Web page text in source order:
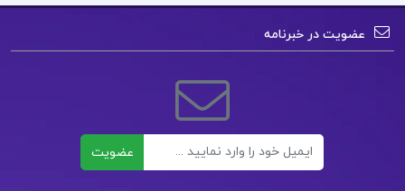
شهاب اناری
عضویت در خبرنامه
عضویت